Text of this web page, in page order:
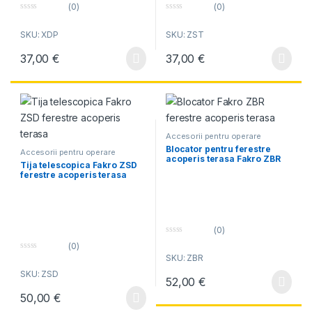
u
f
(0)
SKU: XDP
37,00€
u
f
(0)
SKU: ZST
37,00€
Accesorii pentru operare
manuala
Tija telescopica Fakro ZSD
ferestre acoperis terasa
u
f
(0)
SKU: ZSD
50,00€
Accesorii pentru operare
Blocator pentru ferestre
acoperis terasa Fakro ZBR
u
f
(0)
SKU: ZBR
52,00€